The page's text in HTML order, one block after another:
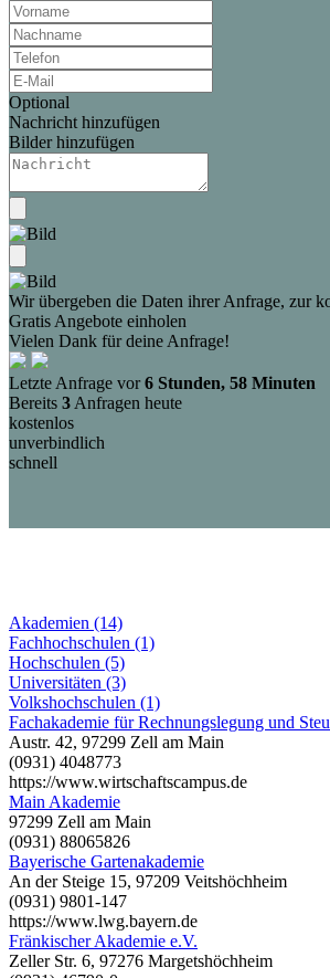
Optional
Nachricht hinzufügen
Bilder hinzufügen
Wir übergeben die Daten ihrer Anfrage, zur
Gratis Angebote einholen
Vielen Dank für deine Anfrage!
Letzte Anfrage vor6 Stunden, 58 Minuten
Bereits 3 Anfragen heute
kostenlos
unverbindlich
schnell
Akademien (14)
Fachhochschulen (1)
Hochschulen (5)
Universitäten (3)
Volkshochschulen (1)
Fachakademie für Rechnungslegung und
Austr. 42, 97299 Zell am Main
(0931) 4048773
https://www.wirtschaftscampus.de
Main Akademie
97299 Zell am Main
(0931) 88065826
Bayerische Gartenakademie
An der Steige 15, 97209 Veitshöchheim
(0931) 9801-147
https://www.lwg.bayern.de
Fränkischer Akademie e.V.
Zeller Str. 6, 97276 Margetshöchheim